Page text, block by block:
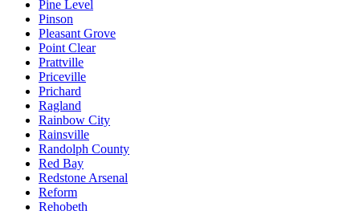
Pine Level
Pinson
Pleasant Grove
Point Clear
Prattville
Priceville
Prichard
Ragland
Rainbow City
Rainsville
Randolph County
Red Bay
Redstone Arsenal
Reform
Rehobeth